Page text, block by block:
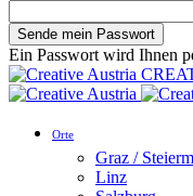
Ein Passwort wird Ihnen
Orte
Graz /
Linz